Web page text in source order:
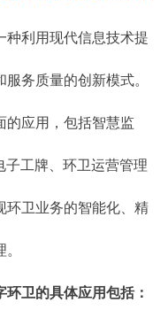
种利用现代信息技术提
务质量的创新模式。
的应用，包括智慧监
子工牌、环卫运营管理
环卫业务的智能化、精
卫的具体应用包括：